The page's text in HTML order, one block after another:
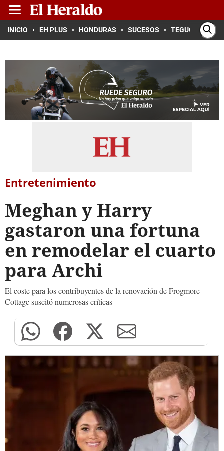
INICIO EH PLUS HONDURAS SUCESOS TEGUCIGALPA
Entretenimiento
Meghan y Harry
gastaron una fortuna
en remodelar el cuarto
para Archi
El coste para los contribuyentes de la renovación de Frogmore
Cottage suscitó numerosas críticas